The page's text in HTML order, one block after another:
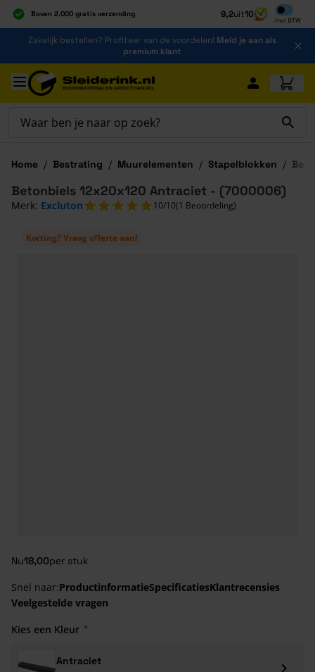
Boven 2.000 gratis verzending
Al 40 jaar dé specialist
Alles onder één dak
9,2uit10
Incl BTW
Inclusief
Ga naar de inhoud
Zakelijk bestellen? Profiteer van de voordelen! Meld je aan als
premium klant
Ga naar hoofdinhoud
Home / Bestrating / Muurelementen / Stapelblokken /
Korting? Vraag offerte aan!
Nu18,00per stuk
Betonbiels 12x20x120 Antraciet - (7000006)
Merk: Excluton 10/10(1 Beoordeling)
Snel naar:ProductinformatieSpecificatiesKlantrecensies
Veelgestelde vragen
Kies een Kleur
Antraciet